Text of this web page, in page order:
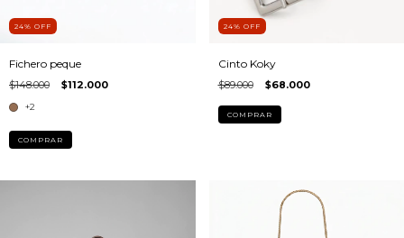
24% OFF
Fichero peque
$148.000 $112.000
+2
COMPRAR
24% OFF
Cinto Koky
$89.000 $68.000
COMPRAR